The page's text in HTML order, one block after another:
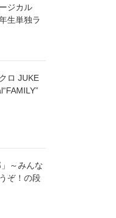
ジカル
生単独ラ
ロ JUKE
～みんな
ぞ！の段